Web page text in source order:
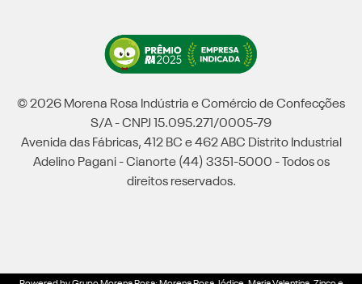
© 2026 Morena Rosa Indústria e Comércio de Confecções
S/A - CNPJ 15.095.271/0005-79
Avenida das Fábricas, 412 BC e 462 ABC Distrito Industrial
Adelino Pagani - Cianorte (44) 3351-5000 - Todos os
direitos reservados.